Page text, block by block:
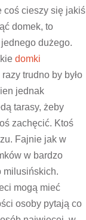
coś cieszy się jakiś
domek, to
dużego.
domki
trudno by było
jednak
tarasy, żeby
zachęcić. Ktoś
Fajnie jak w
w bardzo
milusińskich.
mogą mieć
osoby pytają co